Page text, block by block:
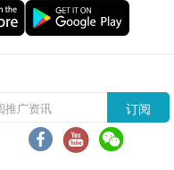
订购之货品时，有责任检
包装完整，如退换之产品
供应商有权不受理。
坏或遗漏查询，顾客必须保
送货后3个工作天内按下列
订阅